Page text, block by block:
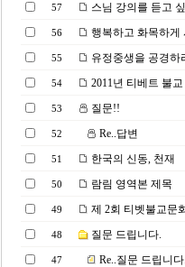
57 스님 강의를 듣고
56 행복하고 화목하게
55 유정중생을 공경하
54 2011년 티베트 불
53 질문!!
52 Re..답변
51 한국의 신동, 천재
50 람림 영역본 제목
49 제 2회 티벳불교문
48 질문 드립니다.
47 Re..질문 드립니